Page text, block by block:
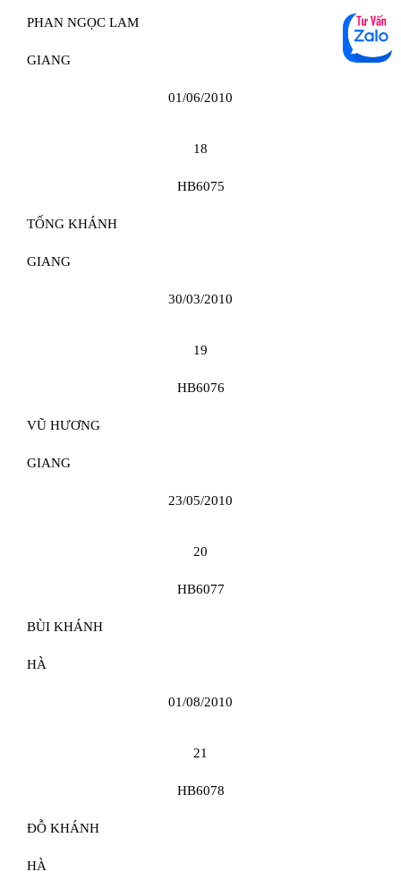
PHAN NGỌC LAM
GIANG
01/06/2010
18
HB6075
TỐNG KHÁNH
GIANG
30/03/2010
19
HB6076
VŨ HƯƠNG
GIANG
23/05/2010
20
HB6077
BÙI KHÁNH
HÀ
01/08/2010
21
HB6078
ĐỖ KHÁNH
HÀ